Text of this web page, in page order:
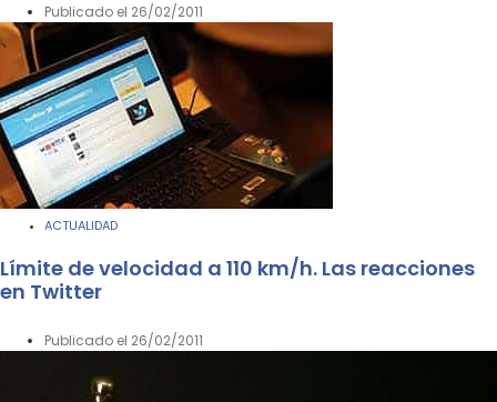
Publicado el 26/02/2011
ACTUALIDAD
Límite de velocidad a 110 km/h. Las reacciones
en Twitter
Publicado el 26/02/2011